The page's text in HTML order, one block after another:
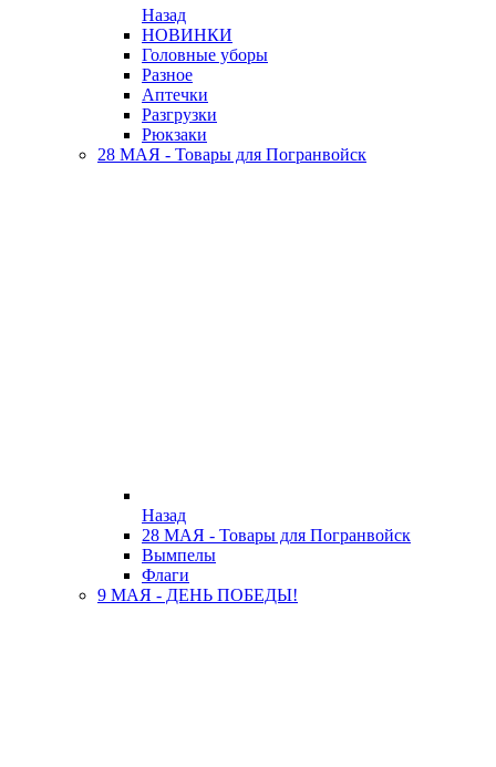
Назад
НОВИНКИ
Головные уборы
Разное
Аптечки
Разгрузки
Рюкзаки
28 МАЯ - Товары для Погранвойск
Назад
28 МАЯ - Товары для Погранвойск
Вымпелы
Флаги
9 МАЯ - ДЕНЬ ПОБЕДЫ!